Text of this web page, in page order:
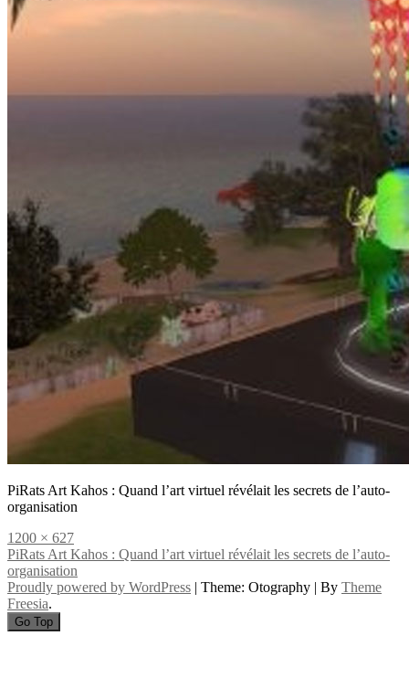
PiRats Art Kahos : Quand l’art virtuel révélait les secrets de l’auto-
organisation
Full
size
1200 × 627
Navigation
de
l’article
PiRats Art Kahos : Quand l’art virtuel révélait les secrets de l’auto-
organisation
Proudly powered by WordPress | Theme: Otography | By Theme
Freesia.
Go Top